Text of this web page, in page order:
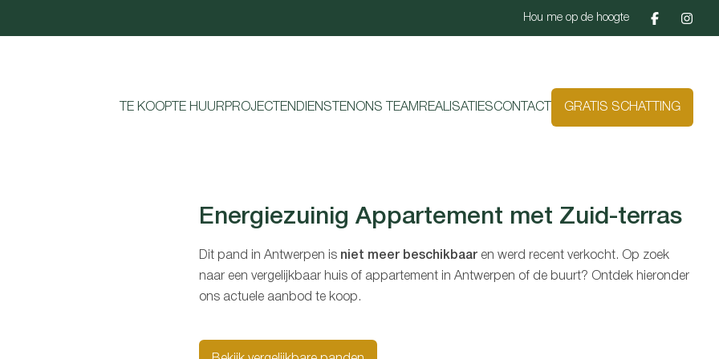
Hou me op de hoogte
TE KOOPTE HUUR PROJECTEN DIENSTEN ONS TEAM REALISATIESCONTACT GRATIS SCHATTING
Energiezuinig Appartement met Zuid-terras
Dit pand in Antwerpen is niet meer beschikbaar en werd recent verkocht. Op zoek
naar een vergelijkbaar huis of appartement in Antwerpen of de buurt? Ontdek hieronder
ons actuele aanbod te koop.